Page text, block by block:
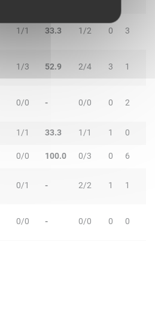
1/1 33.3 1/2 0 3
1/3 52.9 2/4 3 1
0/0 - 0/0 0 2
1/1 33.3 1/1 1 0
0/0 100.0 0/3 0 6
0/1 - 2/2 1 1
0/0 - 0/0 0 0